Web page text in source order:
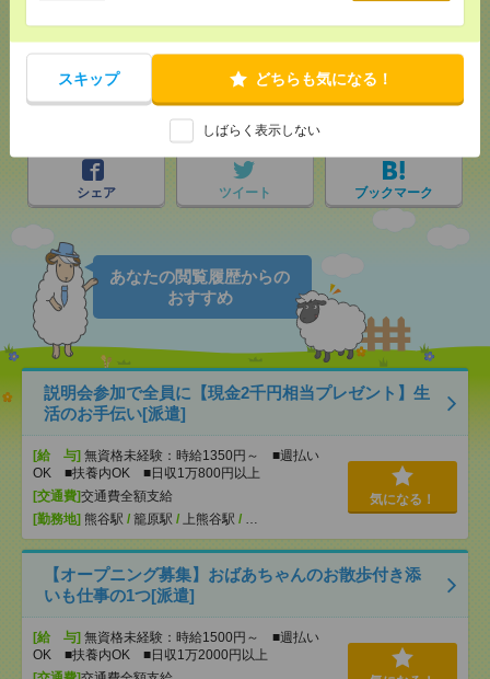
スキップ どちらも気になる！
しばらく表示しない
気になる！
で送る
シェア ツイート ブックマーク
あなたの閲覧履歴からの
おすすめ
説明会参加で全員に【現金2千円相当プレゼント】生
活のお手伝い[派遣]
[給 与] 無資格未経験：時給1350円～ ■週払い
OK ■扶養内OK ■日収1万800円以上
[交通費]交通費全額支給
[勤務地] 熊谷駅 / 籠原駅 / 上熊谷駅 / …
気になる！
【オープニング募集】おばあちゃんのお散歩付き添
いも仕事の1つ[派遣]
[給 与] 無資格未経験：時給1500円～ ■週払い
OK ■扶養内OK ■日収1万2000円以上